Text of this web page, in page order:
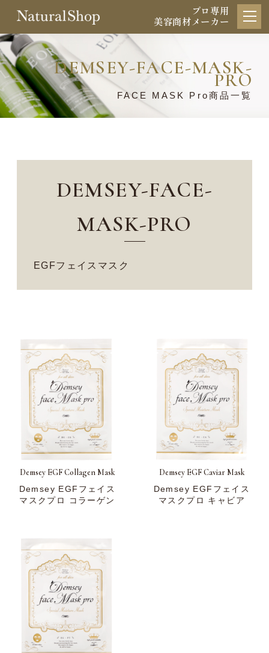
プロ専用
美容商材メーカー
DEMSEY-FACE-MASK-
PRO
FACE MASK Pro商品一覧
DEMSEY-FACE-
MASK-PRO
EGFフェイスマスク
Demsey EGF Collagen Mask
Demsey EGFフェイス
マスクプロ コラーゲン
Demsey EGF Caviar Mask
Demsey EGFフェイス
マスクプロ キャビア